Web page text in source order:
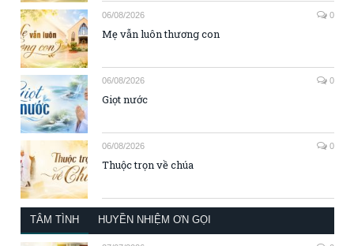
06/08/2026 0
Mẹ vẫn luôn thương con
06/08/2026 0
Giọt nước
06/08/2026 0
Thuộc trọn về chúa
TÂM TÌNH HUYỀN NHIỆM ƠN GỌI